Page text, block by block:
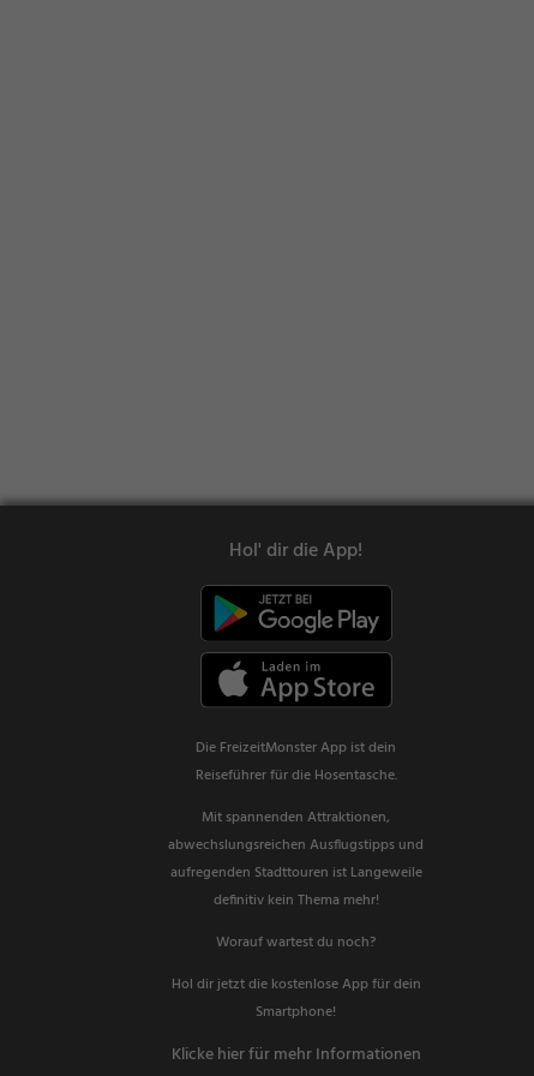
Hol' dir die App!
Die FreizeitMonster App ist dein
Reiseführer für die Hosentasche.
Mit spannenden Attraktionen,
abwechslungsreichen Ausflugstipps und
aufregenden Stadttouren ist Langeweile
definitiv kein Thema mehr!
Worauf wartest du noch?
Hol dir jetzt die kostenlose App für dein
Smartphone!
Klicke hier für mehr Informationen